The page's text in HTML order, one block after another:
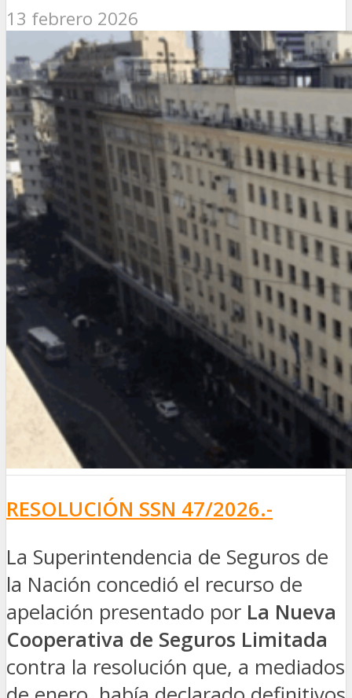
13 febrero 2026
RESOLUCIÓN SSN 47/2026.-
La Superintendencia de Seguros de
la Nación concedió el recurso de
apelación presentado por La Nueva
Cooperativa de Seguros Limitada
contra la resolución que, a mediados